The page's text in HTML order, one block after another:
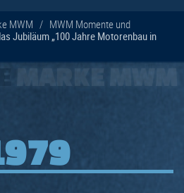
MWM / MWM Momente und
Jubiläum „100 Jahre Motorenbau in
MARKE MWM